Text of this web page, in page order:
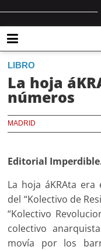
LIBRO
La hoja
números
MADRID
Editorial
La hoja áKRAta
del “Kolectivo de
“Kolectivo
colectivo
movía por los